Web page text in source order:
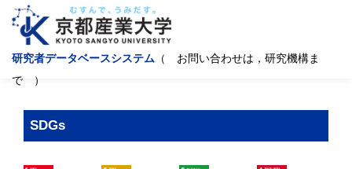
研究者データベースシステム （ お問い合わせは，研究機構ま
で ）
SDGs